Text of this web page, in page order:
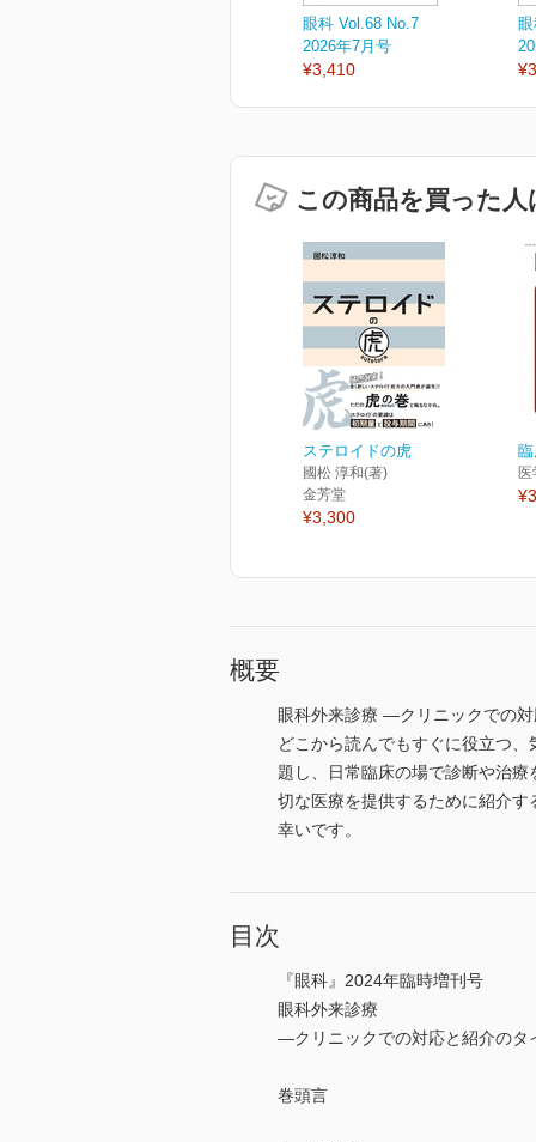
眼科 Vol.68 No.7
2026年7月号
¥3,410
この商品を買った
ステロイドの虎
國松 淳和(著)
金芳堂
¥3,300
概要
眼科外来診療 ―クリニックでの
どこから読んでもすぐに役立つ
題し、日常臨床の場で診断や治
切な医療を提供するために紹介
幸いです。
目次
『眼科』2024年臨時増刊号
眼科外来診療
―クリニックでの対応と紹介の
巻頭言